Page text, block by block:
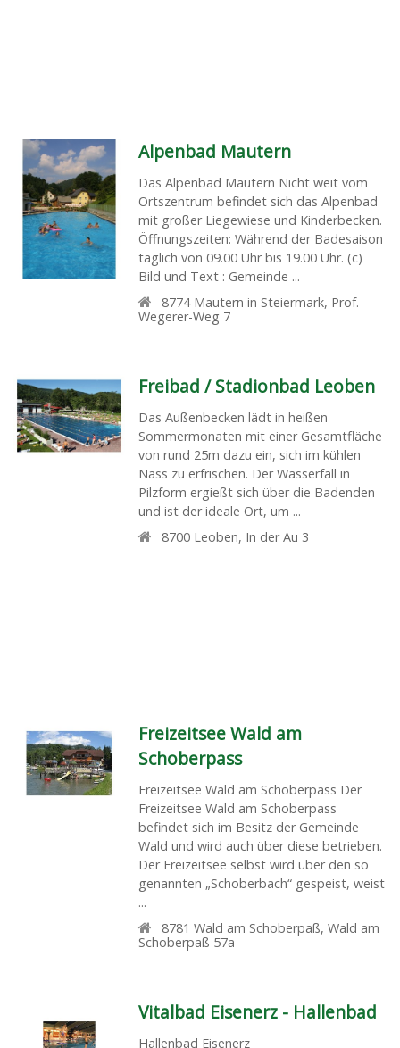
Alpenbad Mautern
Das Alpenbad Mautern Nicht weit vom
Ortszentrum befindet sich das Alpenbad
mit großer Liegewiese und Kinderbecken.
Öffnungszeiten: Während der Badesaison
täglich von 09.00 Uhr bis 19.00 Uhr. (c)
Bild und Text : Gemeinde ...
8774 Mautern in Steiermark, Prof.-
Wegerer-Weg 7
Freibad / Stadionbad Leoben
Das Außenbecken lädt in heißen
Sommermonaten mit einer Gesamtfläche
von rund 25m dazu ein, sich im kühlen
Nass zu erfrischen. Der Wasserfall in
Pilzform ergießt sich über die Badenden
und ist der ideale Ort, um ...
8700 Leoben, In der Au 3
Freizeitsee Wald am
Schoberpass
Freizeitsee Wald am Schoberpass Der
Freizeitsee Wald am Schoberpass
befindet sich im Besitz der Gemeinde
Wald und wird auch über diese betrieben.
Der Freizeitsee selbst wird über den so
genannten „Schoberbach“ gespeist, weist
...
8781 Wald am Schoberpaß,Wald am
Schoberpaß 57a
Vitalbad Eisenerz - Hallenbad
Hallenbad Eisenerz